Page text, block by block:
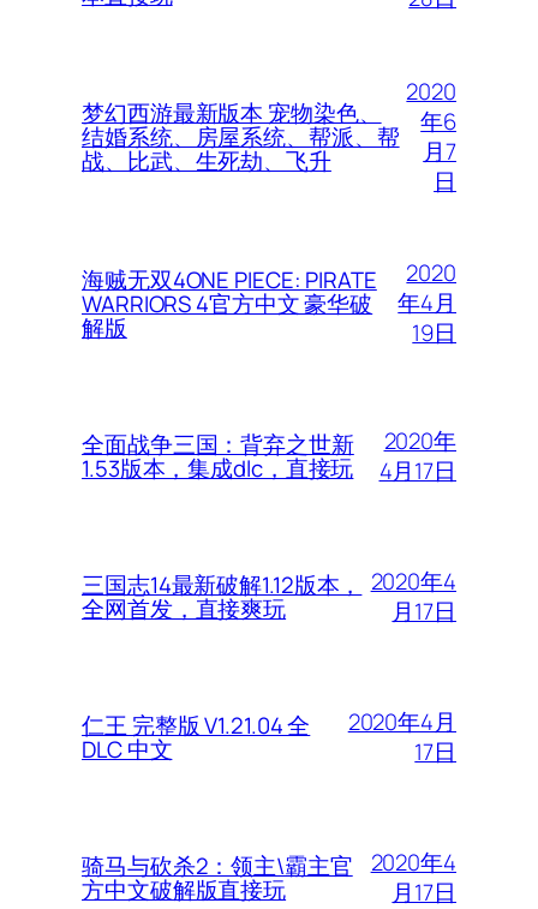
梦幻西游最新版本 宠物染色、
结婚系统、房屋系统、帮派、帮
战、比武、生死劫、飞升
2020
年6
月7
日
海贼无双4ONE PIECE: PIRATE
WARRIORS 4官方中文 豪华破
解版
2020
年4月
19日
全面战争三国：背弃之世新
1.53版本，集成dlc，直接玩
2020年
4月17日
三国志14最新破解1.12版本，
全网首发，直接爽玩
2020年4
月17日
仁王 完整版 V1.21.04 全
DLC 中文
2020年4月
17日
骑马与砍杀2：领主\霸主官
方中文破解版直接玩
2020年4
月17日